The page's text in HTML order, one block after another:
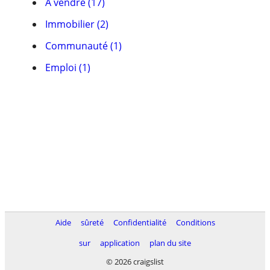
Immobilier (2)
Communauté (1)
Emploi (1)
Aide sûreté Confidentialité
Conditions
sur
application
plan du site
© 2026 craigslist